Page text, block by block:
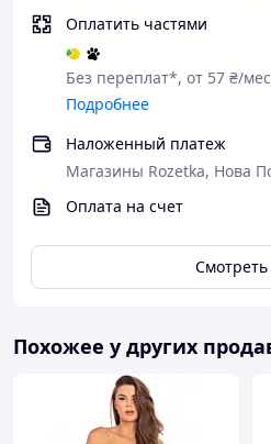
Оплатить частями
Без переплат*, от 57 ₴/
Подробнее
Наложенный платеж
Магазины Rozetka, Нова
Оплата на счет
Смотреть
Похожее у других